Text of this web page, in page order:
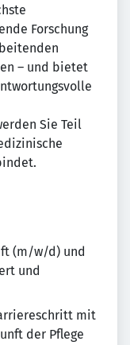
Forschung
– und bietet
Sie Teil
(m/w/d) und
und
mit
der Pflege